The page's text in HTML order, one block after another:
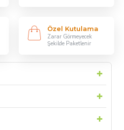
Özel Kutulama
Zarar Görmeyecek
Şekilde Paketlenir